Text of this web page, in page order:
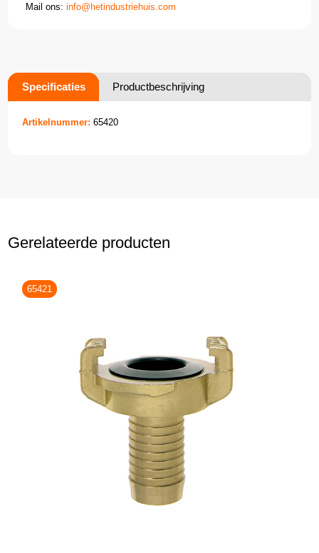
Mail ons:info@hetindustriehuis.com
Specificaties Productbeschrijving
Artikelnummer: 65420
Gerelateerde producten
65421